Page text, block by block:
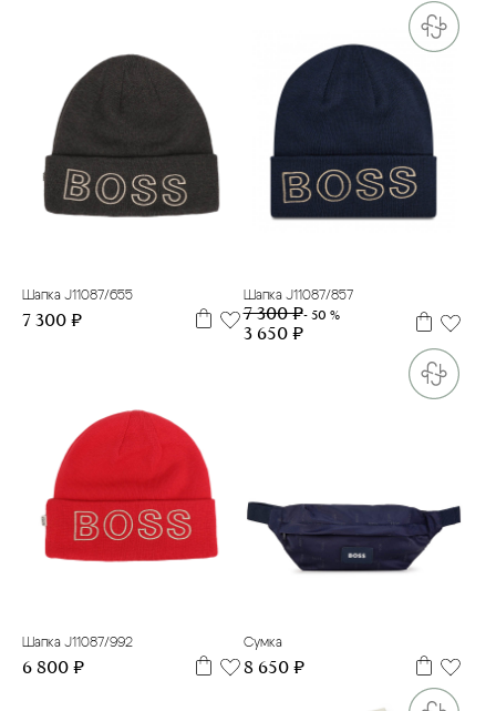
Шапка J11087/655
7 300 ₽
Шапка J11087/857
7 300 ₽- 50 %
3 650 ₽
Шапка J11087/992
6 800 ₽
Сумка
8 650 ₽